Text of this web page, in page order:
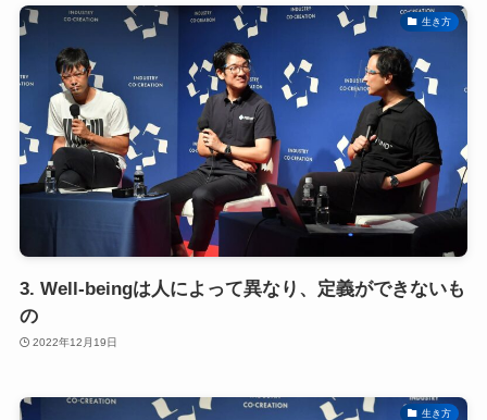
生き方
3. Well-beingは人によって異なり、定義ができないも
の
2022年12月19日
生き方